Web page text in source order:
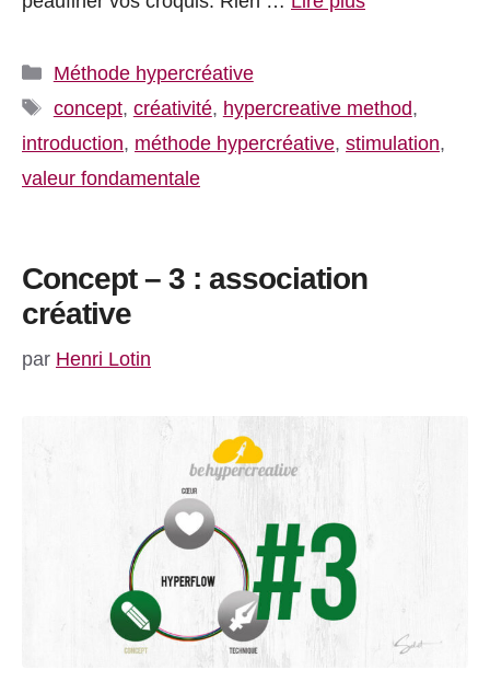
Catégories
Méthode hypercréative
Étiquettes
concept, créativité, hypercreative method,
introduction, méthode hypercréative, stimulation,
valeur fondamentale
Concept – 3 : association
créative
par Henri Lotin